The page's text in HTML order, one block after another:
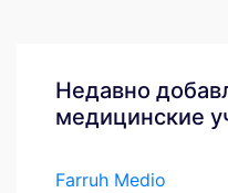
Недавно
медицинские
Farruh Medio